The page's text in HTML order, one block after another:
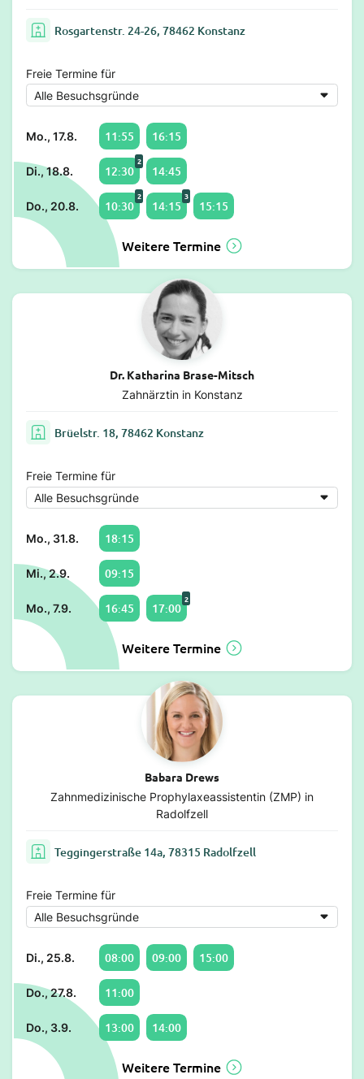
Rosgartenstr. 24-26, 78462 Konstanz
Freie Termine für
Mo., 17.8. 11:55 16:15
Di., 18.8. 12:30
2
14:45
Do., 20.8. 10:30
2
14:15
3
15:15
Weitere Termine
Dr. Katharina Brase-Mitsch
Zahnärztin in Konstanz
Brüelstr. 18, 78462 Konstanz
Freie Termine für
Mo., 31.8. 18:15
Mi., 2.9. 09:15
Mo., 7.9. 16:45 17:00
2
Weitere Termine
Babara Drews
Zahnmedizinische Prophylaxeassistentin (ZMP) in
Radolfzell
Teggingerstraße 14a, 78315 Radolfzell
Freie Termine für
Di., 25.8. 08:00 09:00 15:00
Do., 27.8. 11:00
Do., 3.9. 13:00 14:00
Weitere Termine